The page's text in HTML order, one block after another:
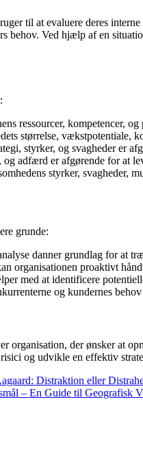
til at evaluere deres
behov. Ved hjælp af en
ressourcer, kompetencer,
størrelse, vækstpotentiale,
styrker, og svagheder er
adfærd er afgørende for at
styrker, svagheder,
grunde:
danner grundlag for at
organisationen proaktivt
med at identificere
og kundernes
organisation, der ønsker at
og udvikle en effektiv
Distraktion eller
– En Guide til Geografisk